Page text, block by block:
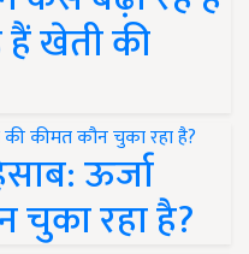
हैं खेती की
ऊर्जा
चुका रहा है?